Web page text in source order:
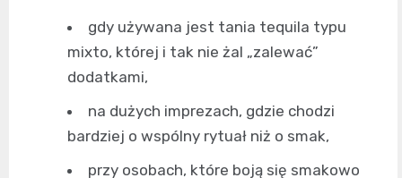
gdy używana jest tania tequila typu
mixto, której i tak nie żal „zalewać”
dodatkami,
na dużych imprezach, gdzie chodzi
bardziej o wspólny rytuał niż o smak,
przy osobach, które boją się smakowo